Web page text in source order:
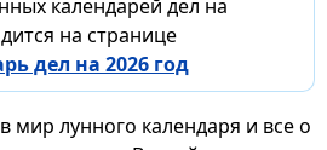
календарей дел на
на странице
дел на 2026 год
мир лунного календаря и все о